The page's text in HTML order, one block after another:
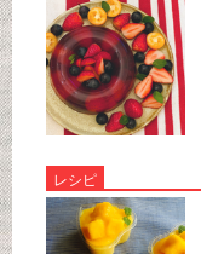
レシピ